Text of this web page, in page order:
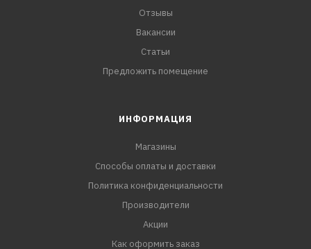
Отзывы
Вакансии
Статьи
Предложить помещение
ИНФОРМАЦИЯ
Магазины
Способы оплаты и доставки
Политика конфиденциальности
Производители
Акции
Как оформить заказ